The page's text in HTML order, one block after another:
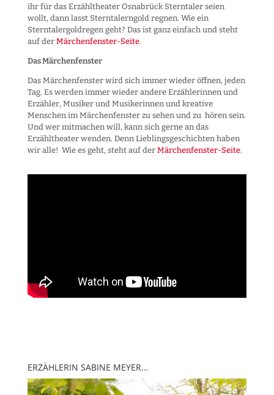
ihr für das Erzähltheater Osnabrück Sterntaler seien
wollt, dann lasst Sterntalerngold regnen. Wie ein
Sterntalergoldregen geht? Das ist ganz einfach und steht
auf der Märchenfenster-Seite.
Das Märchenfenster
Das Märchenfenster wird sich immer wieder öffnen, jeden
Tag. Es werden immer wieder andere Erzählerinnen und
Erzähler, Musiker und Musikerinnen und kreative
Menschen im Märchenfenster zu sehen und zu hören sein.
Und wer mitmachen will, kann sich gerne an das
Erzähltheater wenden. Denn Lieblingsgeschichten haben
wir alle! Wie es geht, steht auf der Märchenfenster-Seite.
ERZÄHLERIN SABINE MEYER…